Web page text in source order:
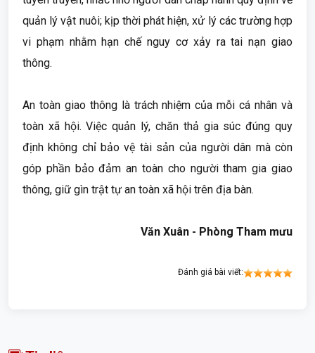
quản lý vật nuôi; kịp thời phát hiện, xử lý các trường hợp
vi phạm nhằm hạn chế nguy cơ xảy ra tai nạn giao
thông.
An toàn giao thông là trách nhiệm của mỗi cá nhân và
toàn xã hội. Việc quản lý, chăn thả gia súc đúng quy
định không chỉ bảo vệ tài sản của người dân mà còn
góp phần bảo đảm an toàn cho người tham gia giao
thông, giữ gìn trật tự an toàn xã hội trên địa bàn.
Văn Xuân - Phòng Tham mưu
Đánh giá bài viết: